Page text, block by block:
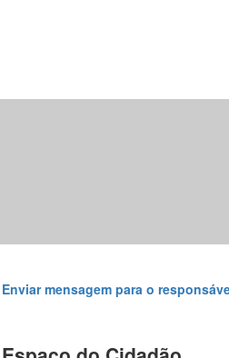
Enviar mensagem para o